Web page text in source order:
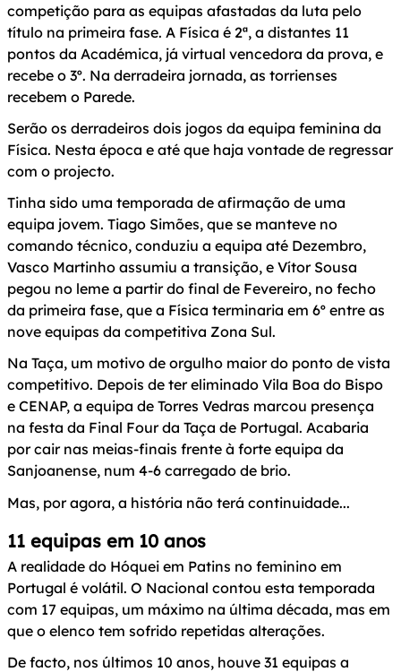
competição para as equipas afastadas da luta pelo
título na primeira fase. A Física é 2ª, a distantes 11
pontos da Académica, já virtual vencedora da prova, e
recebe o 3º. Na derradeira jornada, as torrienses
recebem o Parede.
Serão os derradeiros dois jogos da equipa feminina da
Física. Nesta época e até que haja vontade de regressar
com o projecto.
Tinha sido uma temporada de afirmação de uma
equipa jovem. Tiago Simões, que se manteve no
comando técnico, conduziu a equipa até Dezembro,
Vasco Martinho assumiu a transição, e Vítor Sousa
pegou no leme a partir do final de Fevereiro, no fecho
da primeira fase, que a Física terminaria em 6º entre as
nove equipas da competitiva Zona Sul.
Na Taça, um motivo de orgulho maior do ponto de vista
competitivo. Depois de ter eliminado Vila Boa do Bispo
e CENAP, a equipa de Torres Vedras marcou presença
na festa da Final Four da Taça de Portugal. Acabaria
por cair nas meias-finais frente à forte equipa da
Sanjoanense, num 4-6 carregado de brio.
Mas, por agora, a história não terá continuidade...
11 equipas em 10 anos
A realidade do Hóquei em Patins no feminino em
Portugal é volátil. O Nacional contou esta temporada
com 17 equipas, um máximo na última década, mas em
que o elenco tem sofrido repetidas alterações.
De facto, nos últimos 10 anos, houve 31 equipas a